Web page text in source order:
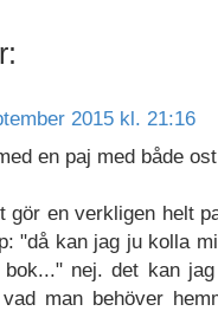
2015 kl. 21:16
en paj med både
gör en verkligen helt
"då kan jag ju kolla
nej. det kan
vad man behöver